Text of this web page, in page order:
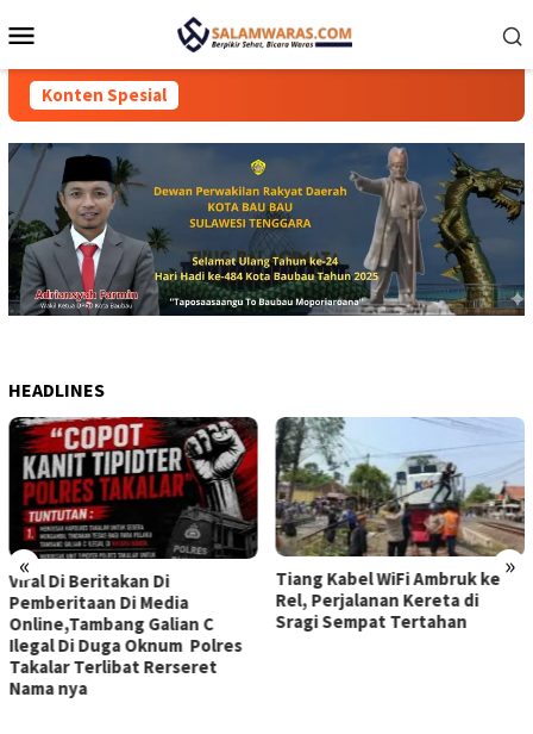
ke
Mobile
Konten Spesial
HEADLINES
« »
Viral Di Beritakan Di
Pemberitaan Di Media
Online,Tambang Galian C
Ilegal Di Duga Oknum Polres
Takalar Terlibat Rerseret
Nama nya
Tiang Kabel WiFi Ambruk ke
Rel, Perjalanan Kereta di
Sragi Sempat Tertahan